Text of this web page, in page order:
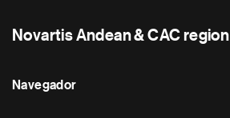
Novartis Andean & CAC region
Navegador